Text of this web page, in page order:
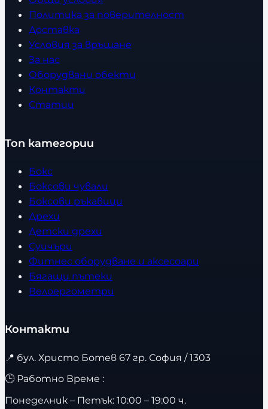
Политика за поверителност
Доставка
Условия за връщане
За нас
Оборудвани обекти
Контакти
Статии
Топ категории
Бокс
Боксови чували
Боксови ръкавици
Дрехи
Детски дрехи
Суичъри
Фитнес оборудване и аксесоари
Бягащи пътеки
Велоергометри
Контакти
📍 бул. Христо Ботев 67 гр. София / 1303
🕒 Работно Време :
Понеделник – Петък: 10:00 – 19:00 ч.